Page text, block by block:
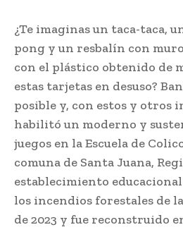
¿Te imaginas un taca-taca,
pong y un resbalín con
con el plástico obtenido de
estas tarjetas en desuso?
posible y, con estos y otros
habilitó un moderno y
juegos en la Escuela de
comuna de Santa Juana,
establecimiento
los incendios forestales de
de 2023 y fue reconstruido